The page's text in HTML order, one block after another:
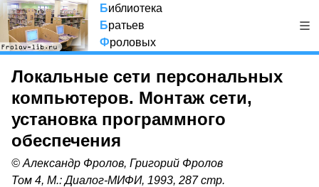
Библиотека
Братьев
Фроловых
Локальные сети персональных
компьютеров. Монтаж сети,
установка программного
обеспечения
© Александр Фролов, Григорий Фролов
Том 4, М.: Диалог-МИФИ, 1993, 287 стр.